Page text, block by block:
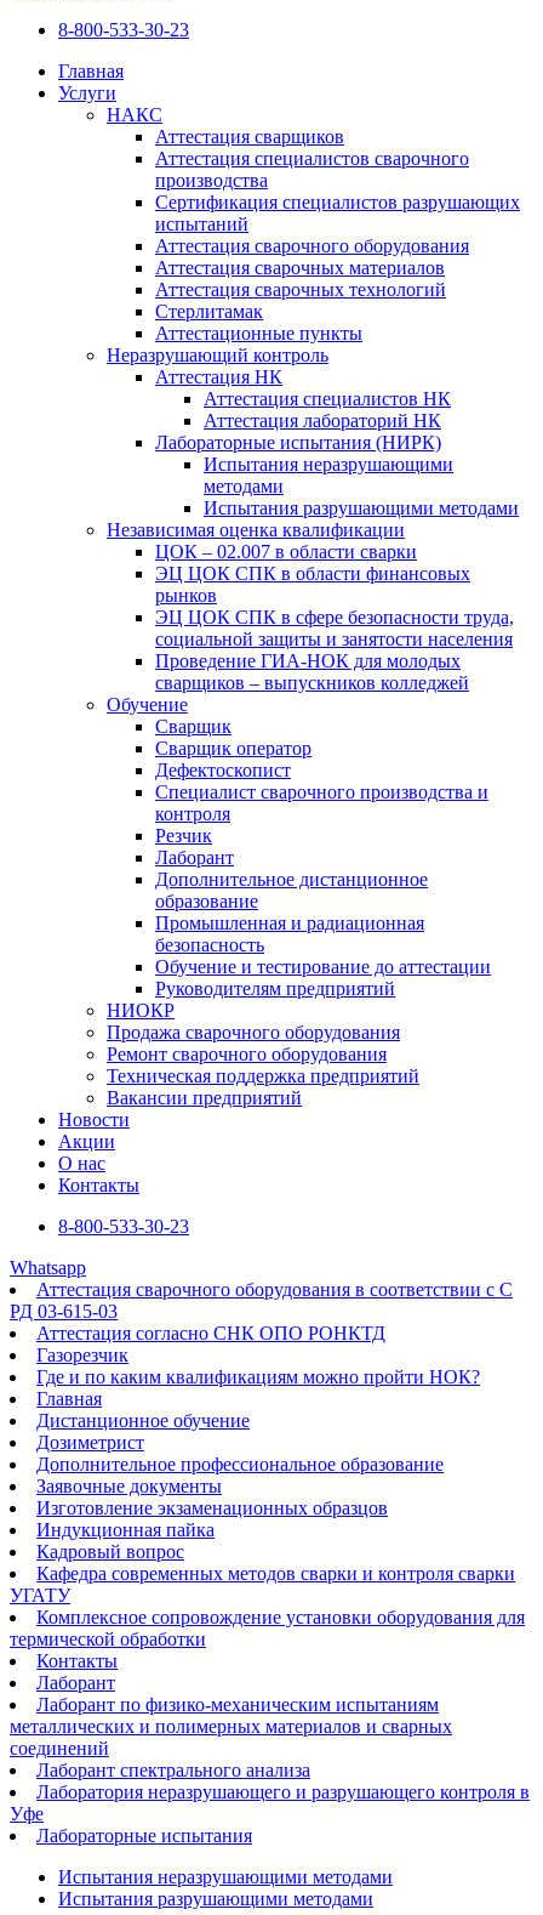
8-800-533-30-23
Главная
Услуги
НАКС
Аттестация сварщиков
Аттестация специалистов сварочного
производства
Сертификация специалистов разрушающих
испытаний
Аттестация сварочного оборудования
Аттестация сварочных материалов
Аттестация сварочных технологий
Стерлитамак
Аттестационные пункты
Неразрушающий контроль
Аттестация НК
Аттестация специалистов НК
Аттестация лабораторий НК
Лабораторные испытания (НИРК)
Испытания неразрушающими
методами
Испытания разрушающими методами
Независимая оценка квалификации
ЦОК – 02.007 в области сварки
ЭЦ ЦОК СПК в области финансовых
рынков
ЭЦ ЦОК СПК в сфере безопасности труда,
социальной защиты и занятости населения
Проведение ГИА-НОК для молодых
сварщиков – выпускников колледжей
Обучение
Сварщик
Сварщик оператор
Дефектоскопист
Специалист сварочного производства и
контроля
Резчик
Лаборант
Дополнительное дистанционное
образование
Промышленная и радиационная
безопасность
Обучение и тестирование до аттестации
Руководителям предприятий
НИОКР
Продажа сварочного оборудования
Ремонт сварочного оборудования
Техническая поддержка предприятий
Вакансии предприятий
Новости
Акции
О нас
Контакты
8-800-533-30-23
Whatsapp
Аттестация сварочного оборудования в соответствии с С
РД 03-615-03
Аттестация согласно СНК ОПО РОНКТД
Газорезчик
Где и по каким квалификациям можно пройти НОК?
Главная
Дистанционное обучение
Дозиметрист
Дополнительное профессиональное образование
Заявочные документы
Изготовление экзаменационных образцов
Индукционная пайка​
Кадровый вопрос
Кафедра современных методов сварки и контроля сварки
УГАТУ
Комплексное сопровождение установки оборудования для
термической обработки
Контакты
Лаборант
Лаборант по физико-механическим испытаниям
металлических и полимерных материалов и сварных
соединений
Лаборант спектрального анализа
Лаборатория неразрушающего и разрушающего контроля в
Уфе
Лабораторные испытания
Испытания неразрушающими методами
Испытания разрушающими методами